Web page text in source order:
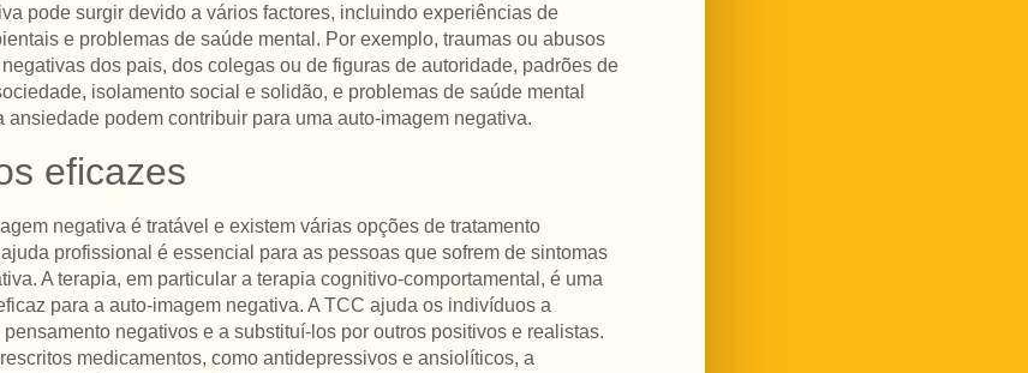
pode surgir devido a vários factores, incluindo experiências de
e problemas de saúde mental. Por exemplo, traumas ou abusos
dos pais, dos colegas ou de figuras de autoridade, padrões de
isolamento social e solidão, e problemas de saúde mental
ansiedade podem contribuir para uma auto-imagem negativa.
eficazes
negativa é tratável e existem várias opções de tratamento
profissional é essencial para as pessoas que sofrem de sintomas
A terapia, em particular a terapia cognitivo-comportamental, é uma
para a auto-imagem negativa. A TCC ajuda os indivíduos a
negativos e a substituí-los por outros positivos e realistas.
medicamentos, como antidepressivos e ansiolíticos, a